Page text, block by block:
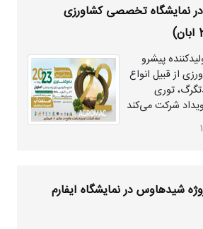
نمایشگاه تخصصی کشاورزی
پیشرو
از قبیل انواع
توری
شرکت می‌کند
شیدهاوس در نمایشگاه آیفارم